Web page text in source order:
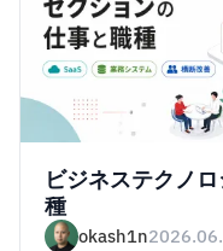
ビジネステクノ
種
okash1n